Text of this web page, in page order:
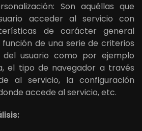
Son aquéllas que
acceder al servicio con
de carácter general
de una serie de criterios
usuario como por ejemplo
el tipo de navegador a través
al servicio, la configuración
accede al servicio, etc.